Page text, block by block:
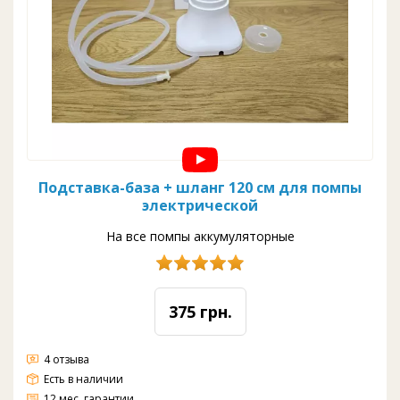
Подставка-база + шланг 120 см для помпы
электрической
На все помпы аккумуляторные
375 грн.
4 отзыва
Есть в наличии